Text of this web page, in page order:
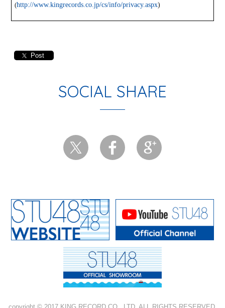
(http://www.kingrecords.co.jp/cs/info/privacy.aspx)
Post
SOCIAL SHARE